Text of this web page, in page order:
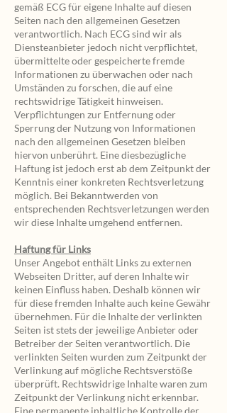
gemäß ECG für eigene Inhalte auf diesen
Seiten nach den allgemeinen Gesetzen
verantwortlich. Nach ECG sind wir als
Diensteanbieter jedoch nicht verpflichtet,
übermittelte oder gespeicherte fremde
Informationen zu überwachen oder nach
Umständen zu forschen, die auf eine
rechtswidrige Tätigkeit hinweisen.
Verpflichtungen zur Entfernung oder
Sperrung der Nutzung von Informationen
nach den allgemeinen Gesetzen bleiben
hiervon unberührt. Eine diesbezügliche
Haftung ist jedoch erst ab dem Zeitpunkt der
Kenntnis einer konkreten Rechtsverletzung
möglich. Bei Bekanntwerden von
entsprechenden Rechtsverletzungen werden
wir diese Inhalte umgehend entfernen.
Haftung für Links
Unser Angebot enthält Links zu externen
Webseiten Dritter, auf deren Inhalte wir
keinen Einfluss haben. Deshalb können wir
für diese fremden Inhalte auch keine Gewähr
übernehmen. Für die Inhalte der verlinkten
Seiten ist stets der jeweilige Anbieter oder
Betreiber der Seiten verantwortlich. Die
verlinkten Seiten wurden zum Zeitpunkt der
Verlinkung auf mögliche Rechtsverstöße
überprüft. Rechtswidrige Inhalte waren zum
Zeitpunkt der Verlinkung nicht erkennbar.
Eine permanente inhaltliche Kontrolle der